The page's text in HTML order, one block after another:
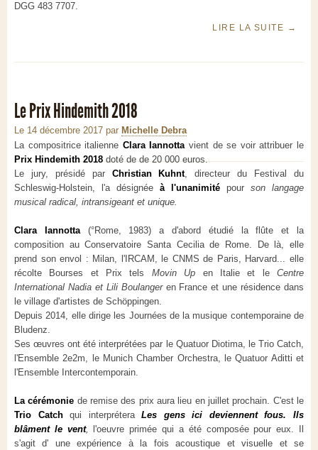
DGG 483 7707.
LIRE LA SUITE →
Le Prix Hindemith 2018
Le 14 décembre 2017 par Michelle Debra
La compositrice italienne Clara Iannottavient de se voir attribuer le
Prix Hindemith 2018doté de de 20 000 euros.
Le jury, présidé par Christian Kuhnt, directeur du Festival du
Schleswig-Holstein, l'a désignée à l'unanimité pour son langage
musical radical, intransigeant et unique.
Clara Iannotta(°Rome, 1983) a d'abord étudié la flûte et la
composition au Conservatoire Santa Cecilia de Rome. De là, elle
prend son envol : Milan, l'IRCAM, le CNMS de Paris, Harvard... elle
récolte Bourses et Prix tels Movin Up en Italie et leCentre
International Nadia et Lili Boulangeren France et une résidence dans
le village d'artistes de Schöppingen.
Depuis 2014, elle dirige les Journées de la musique contemporaine de
Bludenz.
Ses œuvres ont été interprétées par le Quatuor Diotima, le Trio Catch,
l'Ensemble 2e2m, le Munich Chamber Orchestra, le Quatuor Aditti et
l'Ensemble Intercontemporain.
La cérémonie de remise des prix aura lieu en juillet prochain. C'est le
Trio Catchqui interpréteraLes gens ici deviennent fous. Ils
blâment le vent,
l'oeuvre primée qui a été composée pour eux. Il
s'agit d' une expérience à la fois acoustique et visuelle et se